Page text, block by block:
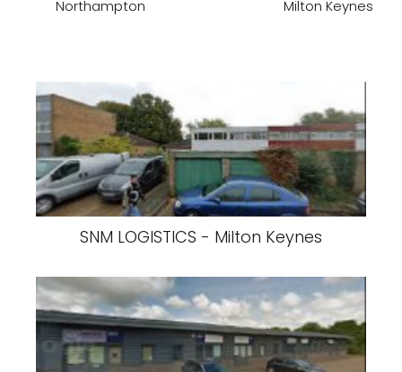
Northampton Milton Keynes
SNM LOGISTICS - Milton Keynes